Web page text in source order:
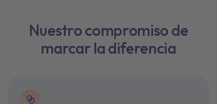
Nuestro compromiso de
marcar la diferencia